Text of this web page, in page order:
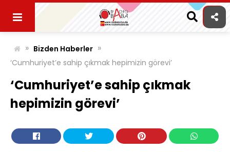
content
» Bizden Haberler »
‘Cumhuriyet’e sahip çıkmak hepimizin görevi’
‘Cumhuriyet’e sahip çıkmak
hepimizin görevi’